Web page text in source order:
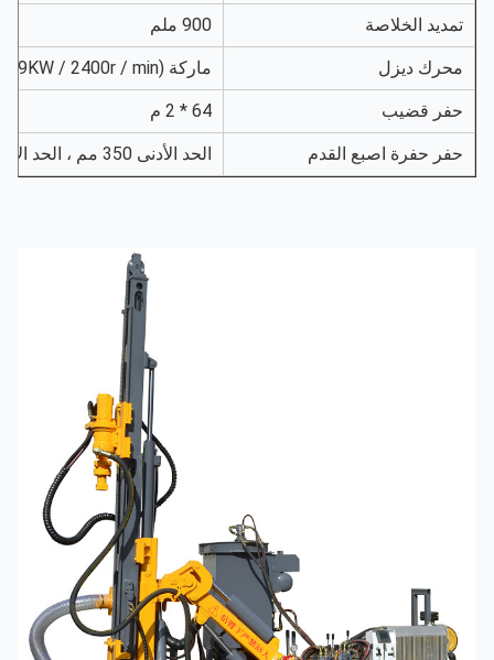
الخلاصة
ديزل ماركة Yuchai (59KW / 2400r / min)
قضيب
حفرة اصبع القدم الحد الأدنى 350 مم ، الحد الأقصى 2750 مم